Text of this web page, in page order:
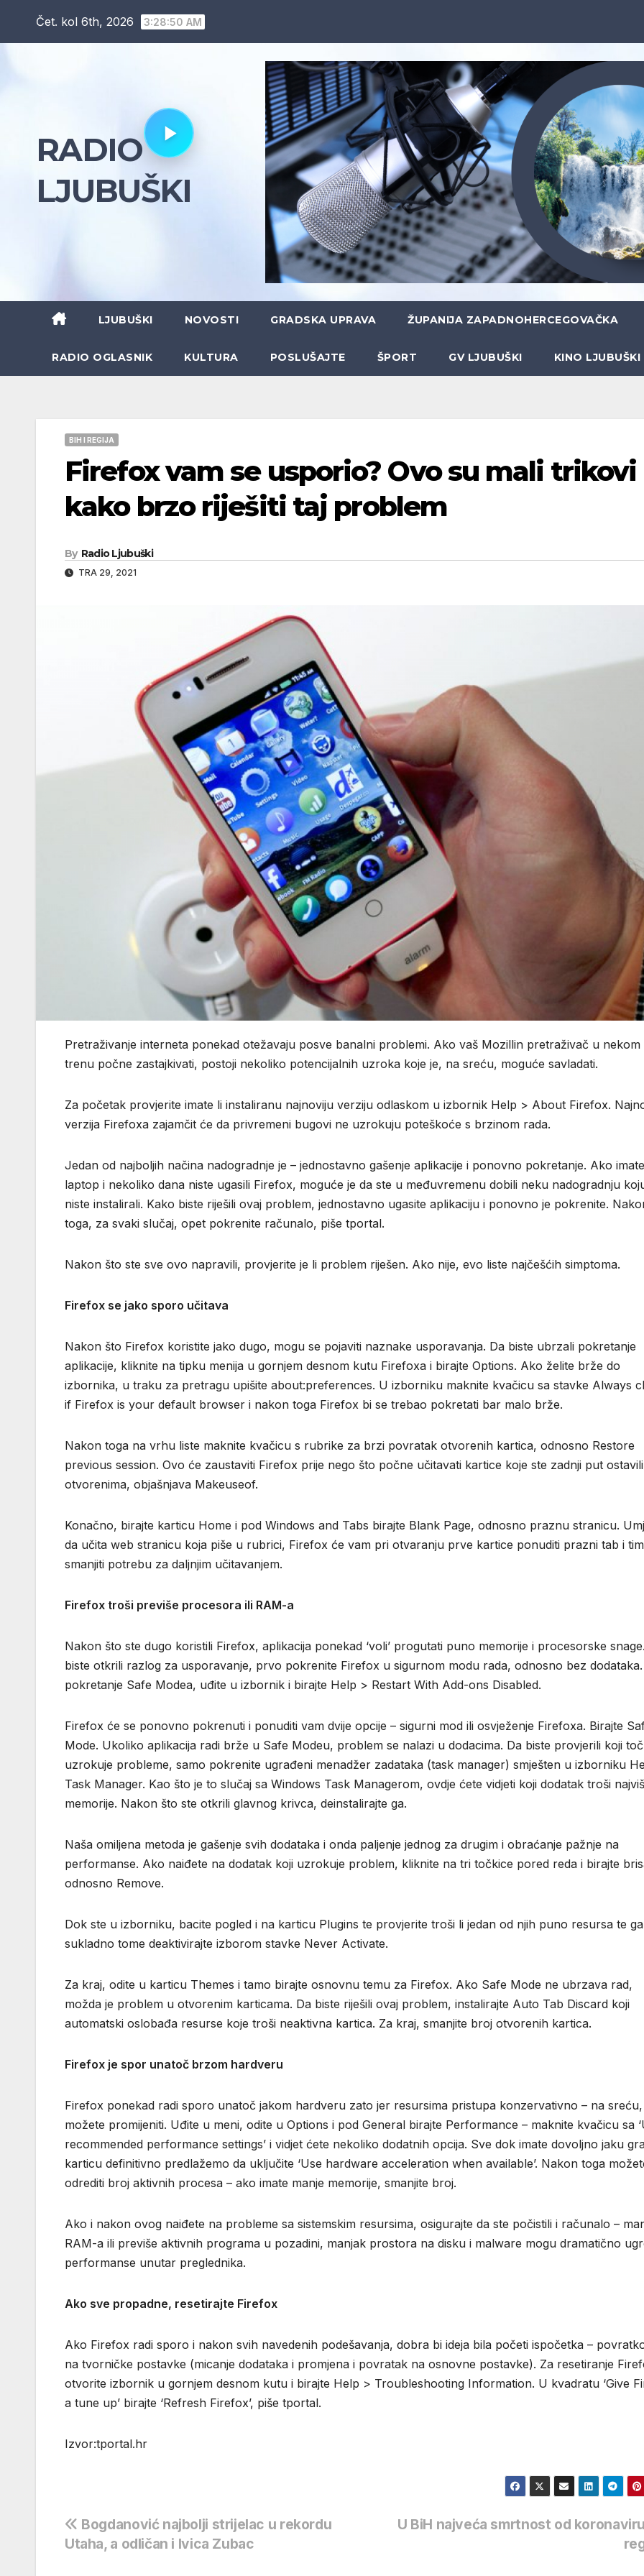
Čet. kol 6th, 2026 3:28:51 AM
RADIO
LJUBUŠKI
LJUBUŠKI NOVOSTI GRADSKA UPRAVA ŽUPANIJA ZAPADNOHERCEGOVAČKA
RADIO OGLASNIK KULTURA POSLUŠAJTE ŠPORT GV LJUBUŠKI KINO LJUBUŠKI
BIH I REGIJA
Firefox vam se usporio? Ovo su mali trikovi
kako brzo riješiti taj problem
By Radio Ljubuški
TRA 29, 2021
Pretraživanje interneta ponekad otežavaju posve banalni problemi. Ako vaš Mozillin pretraživač u nekom
trenu počne zastajkivati, postoji nekoliko potencijalnih uzroka koje je, na sreću, moguće savladati.
Za početak provjerite imate li instaliranu najnoviju verziju odlaskom u izbornik Help > About Firefox.
verzija Firefoxa zajamčit će da privremeni bugovi ne uzrokuju poteškoće s brzinom rada.
Jedan od najboljih načina nadogradnje je – jednostavno gašenje aplikacije i ponovno pokretanje. Ako imate
laptop i nekoliko dana niste ugasili Firefox, moguće je da ste u međuvremenu dobili neku nadogradnju
niste instalirali. Kako biste riješili ovaj problem, jednostavno ugasite aplikaciju i ponovno je pokrenite.
toga, za svaki slučaj, opet pokrenite računalo, piše tportal.
Nakon što ste sve ovo napravili, provjerite je li problem riješen. Ako nije, evo liste najčešćih simptoma.
Firefox se jako sporo učitava
Nakon što Firefox koristite jako dugo, mogu se pojaviti naznake usporavanja. Da biste ubrzali pokretanje
aplikacije, kliknite na tipku menija u gornjem desnom kutu Firefoxa i birajte Options. Ako želite brže do
izbornika, u traku za pretragu upišite about:preferences. U izborniku maknite kvačicu sa stavke Always
if Firefox is your default browser i nakon toga Firefox bi se trebao pokretati bar malo brže.
Nakon toga na vrhu liste maknite kvačicu s rubrike za brzi povratak otvorenih kartica, odnosno Restore
previous session. Ovo će zaustaviti Firefox prije nego što počne učitavati kartice koje ste zadnji put ostavili
otvorenima, objašnjava Makeuseof.
Konačno, birajte karticu Home i pod Windows and Tabs birajte Blank Page, odnosno praznu stranicu.
da učita web stranicu koja piše u rubrici, Firefox će vam pri otvaranju prve kartice ponuditi prazni tab i
smanjiti potrebu za daljnjim učitavanjem.
Firefox troši previše procesora ili RAM-a
Nakon što ste dugo koristili Firefox, aplikacija ponekad ‘voli’ progutati puno memorije i procesorske
biste otkrili razlog za usporavanje, prvo pokrenite Firefox u sigurnom modu rada, odnosno bez
pokretanje Safe Modea, uđite u izbornik i birajte Help > Restart With Add-ons Disabled.
Firefox će se ponovno pokrenuti i ponuditi vam dvije opcije – sigurni mod ili osvježenje Firefoxa. Birajte
Mode. Ukoliko aplikacija radi brže u Safe Modeu, problem se nalazi u dodacima. Da biste provjerili koji
uzrokuje probleme, samo pokrenite ugrađeni menadžer zadataka (task manager) smješten u izborniku
Task Manager. Kao što je to slučaj sa Windows Task Managerom, ovdje ćete vidjeti koji dodatak troši
memorije. Nakon što ste otkrili glavnog krivca, deinstalirajte ga.
Naša omiljena metoda je gašenje svih dodataka i onda paljenje jednog za drugim i obraćanje pažnje na
performanse. Ako naiđete na dodatak koji uzrokuje problem, kliknite na tri točkice pored reda i birajte
odnosno Remove.
Dok ste u izborniku, bacite pogled i na karticu Plugins te provjerite troši li jedan od njih puno resursa te ga
sukladno tome deaktivirajte izborom stavke Never Activate.
Za kraj, odite u karticu Themes i tamo birajte osnovnu temu za Firefox. Ako Safe Mode ne ubrzava rad,
možda je problem u otvorenim karticama. Da biste riješili ovaj problem, instalirajte Auto Tab Discard koji
automatski oslobađa resurse koje troši neaktivna kartica. Za kraj, smanjite broj otvorenih kartica.
Firefox je spor unatoč brzom hardveru
Firefox ponekad radi sporo unatoč jakom hardveru zato jer resursima pristupa konzervativno – na
možete promijeniti. Uđite u meni, odite u Options i pod General birajte Performance – maknite kvačicu sa
recommended performance settings’ i vidjet ćete nekoliko dodatnih opcija. Sve dok imate dovoljno jaku
karticu definitivno predlažemo da uključite ‘Use hardware acceleration when available’. Nakon toga
odrediti broj aktivnih procesa – ako imate manje memorije, smanjite broj.
Ako i nakon ovog naiđete na probleme sa sistemskim resursima, osigurajte da ste počistili i računalo –
RAM-a ili previše aktivnih programa u pozadini, manjak prostora na disku i malware mogu dramatično
performanse unutar preglednika.
Ako sve propadne, resetirajte Firefox
Ako Firefox radi sporo i nakon svih navedenih podešavanja, dobra bi ideja bila početi ispočetka –
na tvorničke postavke (micanje dodataka i promjena i povratak na osnovne postavke). Za resetiranje
otvorite izbornik u gornjem desnom kutu i birajte Help > Troubleshooting Information. U kvadratu ‘Give
a tune up’ birajte ‘Refresh Firefox’, piše tportal.
Izvor:tportal.hr
Navigacija
objava
U BiH najveća smrtnost od
Bogdanović najbolji strijelac u rekordu
Utaha, a odličan i Ivica Zubac